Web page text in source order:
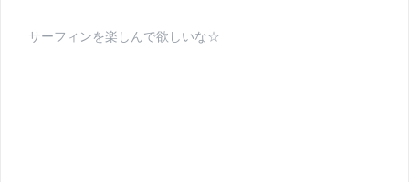
サーフィンを楽しんで欲しいな☆